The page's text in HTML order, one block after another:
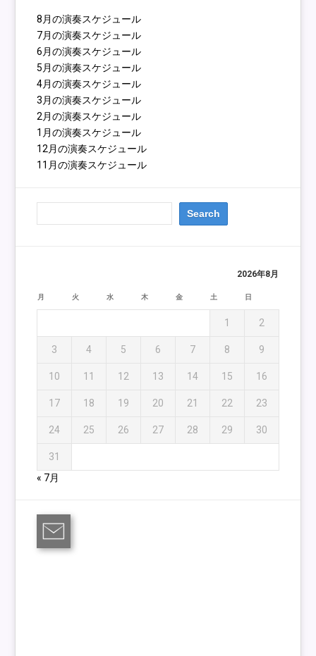
8月の演奏スケジュール
7月の演奏スケジュール
6月の演奏スケジュール
5月の演奏スケジュール
4月の演奏スケジュール
3月の演奏スケジュール
2月の演奏スケジュール
1月の演奏スケジュール
12月の演奏スケジュール
11月の演奏スケジュール
2026年8月
月 火 水 木 金 土 日
1 2
3 4 5 6 7 8 9
10 11 12 13 14 15 16
17 18 19 20 21 22 23
24 25 26 27 28 29 30
31
« 7月